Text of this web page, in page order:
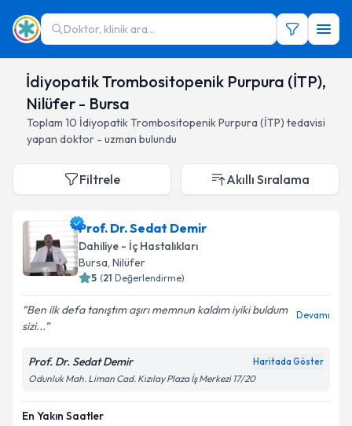
Doktor, klinik ara...
İdiyopatik Trombositopenik Purpura (İTP),
Nilüfer - Bursa
Toplam 10 İdiyopatik Trombositopenik Purpura (İTP) tedavisi
yapan doktor - uzman bulundu
Filtrele Akıllı Sıralama
Prof. Dr. Sedat Demir
Dahiliye - İç Hastalıkları
Bursa, Nilüfer
5 (21 Değerlendirme)
Ben ilk defa tanıştım aşırı memnun kaldım iyiki buldum
sizi...
Devamı
Prof. Dr. Sedat Demir Haritada Göster
Odunluk Mah. Liman Cad. Kızılay Plaza İş Merkezi 17/20
En Yakın Saatler